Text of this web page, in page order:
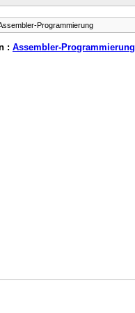
Programmierung
: Assembler-Programmierung